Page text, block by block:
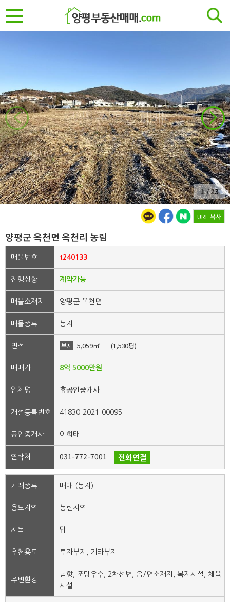
1/23
URL 복사
양평군 옥천면 옥천리 농림
매물번호 t240133
진행상황 계약가능
매물소재지 양평군 옥천면
매물종류 농지
면적 부지 5,059㎡ (1,530평)
매매가 8억 5000만원
업체명 휴공인중개사
개설등록번호 41830-2021-00095
공인중개사 이희태
연락처 031-772-7001 전화연결
거래종류 매매 (농지)
용도지역 농림지역
지목 답
추천용도 투자부지, 기타부지
주변환경
남향, 조망우수, 2차선변, 읍/면소재지, 복지시설, 체육
시설